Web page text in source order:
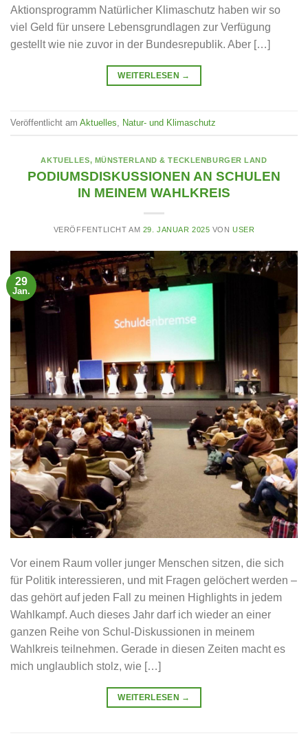
Aktionsprogramm Natürlicher Klimaschutz haben wir so
viel Geld für unsere Lebensgrundlagen zur Verfügung
gestellt wie nie zuvor in der Bundesrepublik. Aber […]
WEITERLESEN →
Veröffentlicht am Aktuelles Natur- und Klimaschutz
AKTUELLES, MÜNSTERLAND & TECKLENBURGER LAND
PODIUMSDISKUSSIONEN AN SCHULEN
IN MEINEM WAHLKREIS
VERÖFFENTLICHT AM 29. JANUAR 2025 VONUSER
29
Jan.
Vor einem Raum voller junger Menschen sitzen, die sich
für Politik interessieren, und mit Fragen gelöchert werden –
das gehört auf jeden Fall zu meinen Highlights in jedem
Wahlkampf. Auch dieses Jahr darf ich wieder an einer
ganzen Reihe von Schul-Diskussionen in meinem
Wahlkreis teilnehmen. Gerade in diesen Zeiten macht es
mich unglaublich stolz, wie […]
WEITERLESEN →